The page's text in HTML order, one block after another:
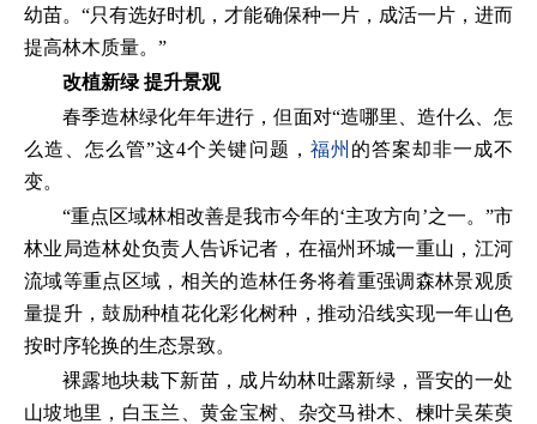
幼苗。“只有选好时机，才能确保种一片，成活一片，进而
提高林木质量。”
改植新绿 提升景观
春季造林绿化年年进行，但面对“造哪里、造什么、怎
么造、怎么管”这4个关键问题， 福州 的答案却非一成不
变。
“重点区域林相改善是我市今年的‘主攻方向’之一。”市
林业局造林处负责人告诉记者，在福州环城一重山，江河
流域等重点区域，相关的造林任务将着重强调森林景观质
量提升，鼓励种植花化彩化树种，推动沿线实现一年山色
按时序轮换的生态景致。
裸露地块栽下新苗，成片幼林吐露新绿，晋安的一处
山坡地里，白玉兰、黄金宝树、杂交马褂木、楝叶吴茱萸